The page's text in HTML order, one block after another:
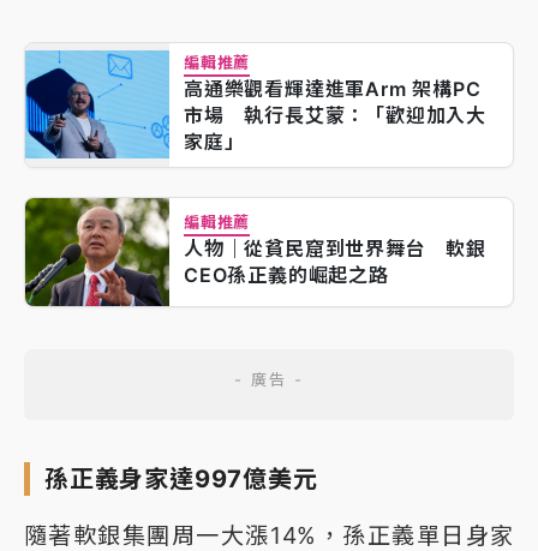
編輯推薦
高通樂觀看輝達進軍Arm 架構PC
市場 執行長艾蒙：「歡迎加入大
家庭」
編輯推薦
人物｜從貧民窟到世界舞台 軟銀
CEO孫正義的崛起之路
孫正義身家達997億美元
隨著軟銀集團周一大漲14%，孫正義單日身家